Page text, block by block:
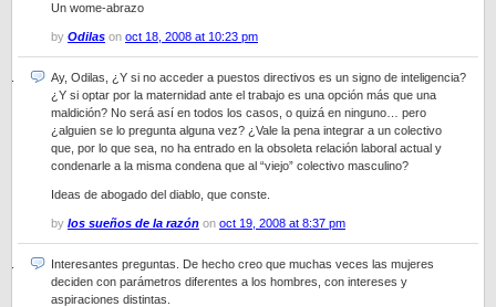
Un wome-abrazo
by Odilas on oct 18, 2008 at 10:23 pm
Ay, Odilas, ¿Y si no acceder a puestos directivos es un signo de inteligencia?
¿Y si optar por la maternidad ante el trabajo es una opción más que una
maldición? No será así en todos los casos, o quizá en ninguno… pero
¿alguien se lo pregunta alguna vez? ¿Vale la pena integrar a un colectivo
que, por lo que sea, no ha entrado en la obsoleta relación laboral actual y
condenarle a la misma condena que al “viejo” colectivo masculino?
Ideas de abogado del diablo, que conste.
by los sueños de la razón on oct 19, 2008 at 8:37 pm
Interesantes preguntas. De hecho creo que muchas veces las mujeres
deciden con parámetros diferentes a los hombres, con intereses y
aspiraciones distintas.